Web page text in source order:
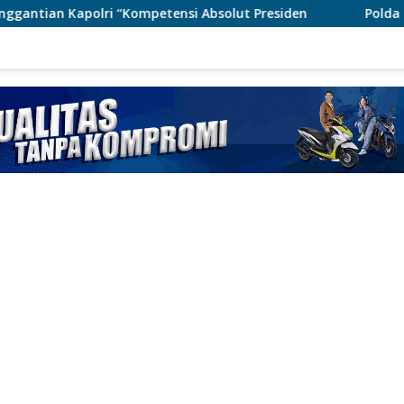
Absolut Presiden Polda Metro Jaya Pulangkan